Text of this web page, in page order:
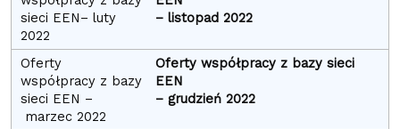
– listopad 2022
Oferty współpracy z bazy sieci
EEN
– grudzień 2022